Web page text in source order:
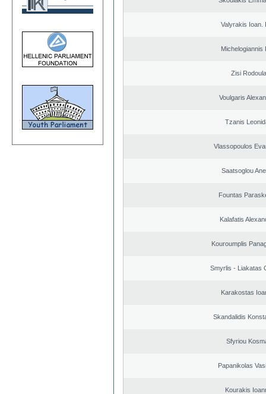
Valyrakis Ioan.
Michelogiannis
Zisi Rodoula
Voulgaris
Tzanis
Vlassopoulos
Saatsoglou
Fountas
Kalafatis
Kouroumplis
Smyrlis - Liakatas
Karakostas
Skandalidis
Sfyriou
Papanikolas
Kourakis